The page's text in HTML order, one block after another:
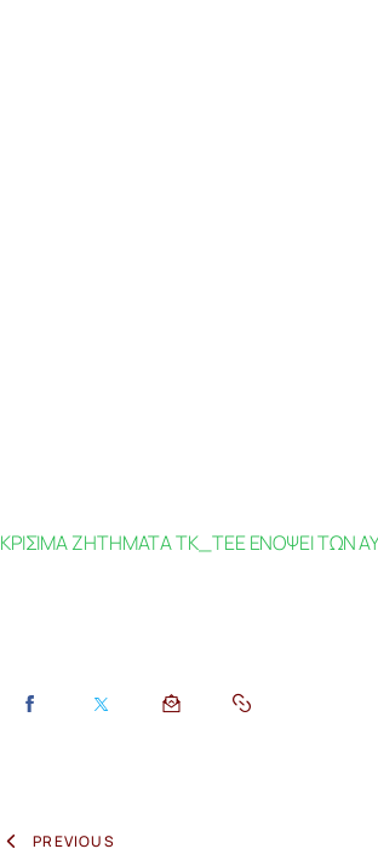
ΚΡΙΣΙΜΑ ΖΗΤΗΜΑΤΑ ΤΚ_ΤΕΕ ΕΝΟΨΕΙ ΤΩΝ
PREVIOUS